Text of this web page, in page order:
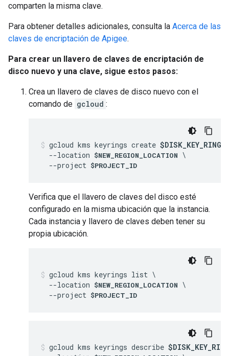
comparten la misma clave.
Para obtener detalles adicionales, consulta la Acerca de las
claves de encriptación de Apigee.
Para crear un llavero de claves de encriptación de
disco nuevo y una clave, sigue estos pasos:
Crea un llavero de claves de disco nuevo con el
comando de gcloud :
gcloud kms keyrings create
  --location
$NEW_REGION_LOCATION \
  --project
$PROJECT_ID
Verifica que el llavero de claves del disco esté
configurado en la misma ubicación que la instancia.
Cada instancia y llavero de claves deben tener su
propia ubicación.
gcloud kms keyrings list \
  --location
$NEW_REGION_LOCATION \
  --project
$PROJECT_ID
gcloud kms keyrings describe